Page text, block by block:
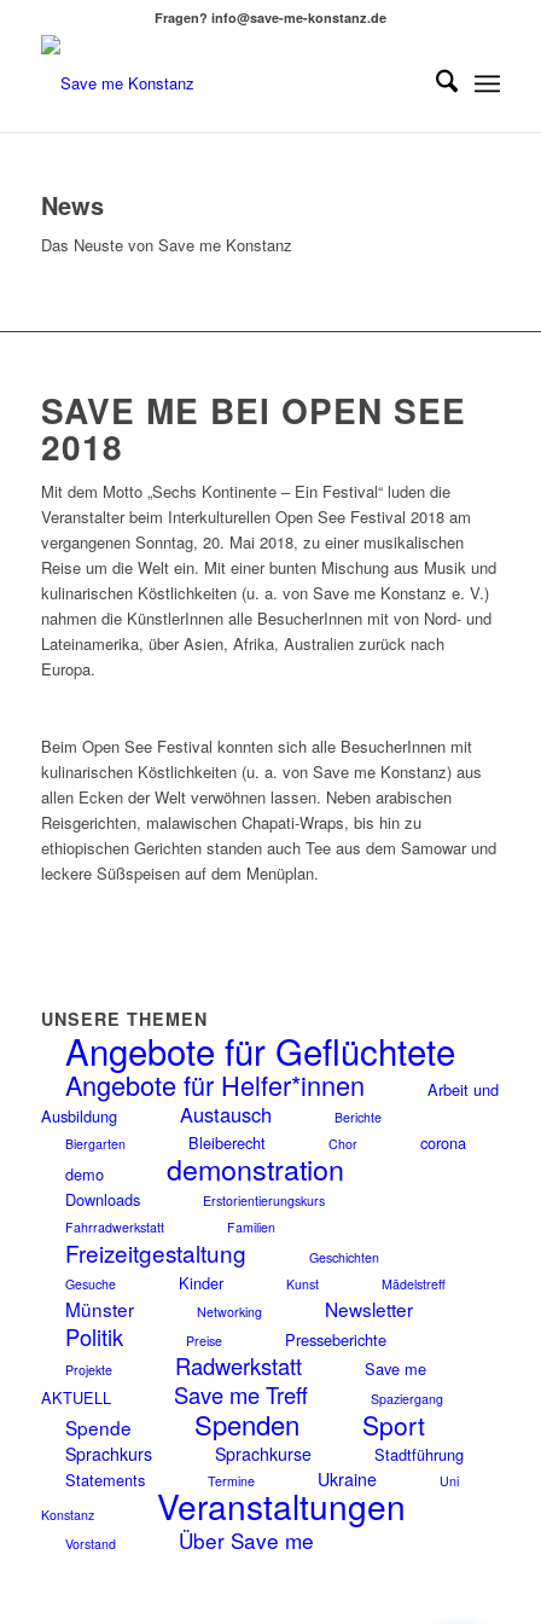
Fragen? info@save-me-konstanz.de
News
Das Neuste von Save me Konstanz
SAVE ME BEI OPEN SEE
2018
Mit dem Motto „Sechs Kontinente – Ein Festival“ luden die
Veranstalter beim Interkulturellen Open See Festival 2018 am
vergangenen Sonntag, 20. Mai 2018, zu einer musikalischen
Reise um die Welt ein. Mit einer bunten Mischung aus Musik und
kulinarischen Köstlichkeiten (u. a. von Save me Konstanz e. V.)
nahmen die KünstlerInnen alle BesucherInnen mit von Nord- und
Lateinamerika, über Asien, Afrika, Australien zurück nach
Europa.
Beim Open See Festival konnten sich alle BesucherInnen mit
kulinarischen Köstlichkeiten (u. a. von Save me Konstanz) aus
allen Ecken der Welt verwöhnen lassen. Neben arabischen
Reisgerichten, malawischen Chapati-Wraps, bis hin zu
ethiopischen Gerichten standen auch Tee aus dem Samowar und
leckere Süßspeisen auf dem Menüplan.
UNSERE THEMEN
Angebote für Geflüchtete
Angebote für Helfer*innen
Arbeit und
Ausbildung
Austausch
Berichte
Biergarten
Bleiberecht Chor
corona
demo
demonstration
Downloads
Erstorientierungskurs
Fahrradwerkstatt
Familien
Freizeitgestaltung
Geschichten
Gesuche
Kinder Kunst Mädelstreff
Münster Networking Newsletter
Politik Preise Presseberichte
Projekte Radwerkstatt
Save me
AKTUELL
Save me Treff Spaziergang
Spende Spenden Sport
Sprachkurs Sprachkurse
Stadtführung
Statements
Termine Ukraine
Uni
Konstanz
Veranstaltungen
Vorstand Über Save me